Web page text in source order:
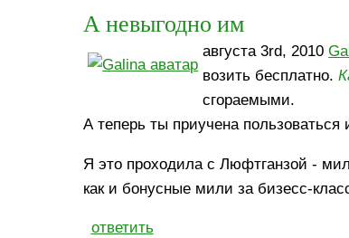
А невыгодно им
августа 3rd, 2010
возить бесплатно.
сгораемыми.
А теперь ты приучена пользоваться
Я это проходила с Люфтганзой -
как и бонусные мили за бизесс-
ответить